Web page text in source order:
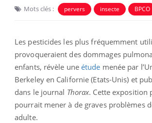
Mots clés : pervers insecte BPCO
Les pesticides les plus fréquemment
provoqueraient des dommages
enfants, révèle une étude menée par
Berkeley en Californie (Etats-Unis) et
dans le journal Thorax. Cette exposition
pourrait mener à de graves problèmes
adulte.